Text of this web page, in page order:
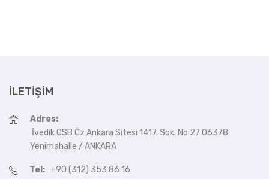
İLETIŞIM
Adres:
İvedik OSB Öz Ankara Sitesi 1417. Sok. No:27 06378
Yenimahalle / ANKARA
Tel: +90 (312) 353 86 16